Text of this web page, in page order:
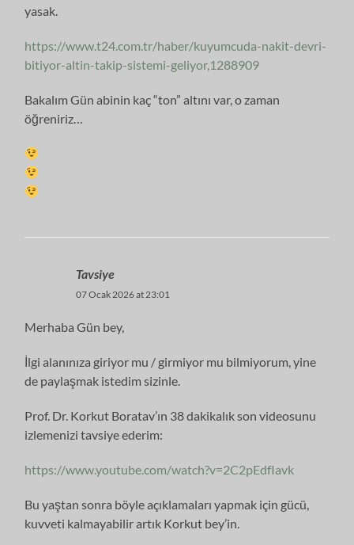
yasak.
https://www.t24.com.tr/haber/kuyumcuda-nakit-devri-
bitiyor-altin-takip-sistemi-geliyor,1288909
Bakalım Gün abinin kaç “ton” altını var, o zaman
öğreniriz…
Tavsiye
07 Ocak 2026 at 23:01
Merhaba Gün bey,
İlgi alanınıza giriyor mu / girmiyor mu bilmiyorum, yine
de paylaşmak istedim sizinle.
Prof. Dr. Korkut Boratav’ın 38 dakikalık son videosunu
izlemenizi tavsiye ederim:
https://www.youtube.com/watch?v=2C2pEdfIavk
Bu yaştan sonra böyle açıklamaları yapmak için gücü,
kuvveti kalmayabilir artık Korkut bey’in.